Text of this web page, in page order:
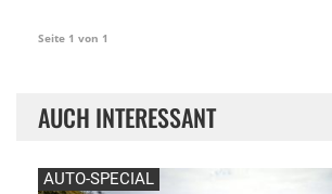
Seite 1 von 1
AUCH INTERESSANT
AUTO-SPECIAL